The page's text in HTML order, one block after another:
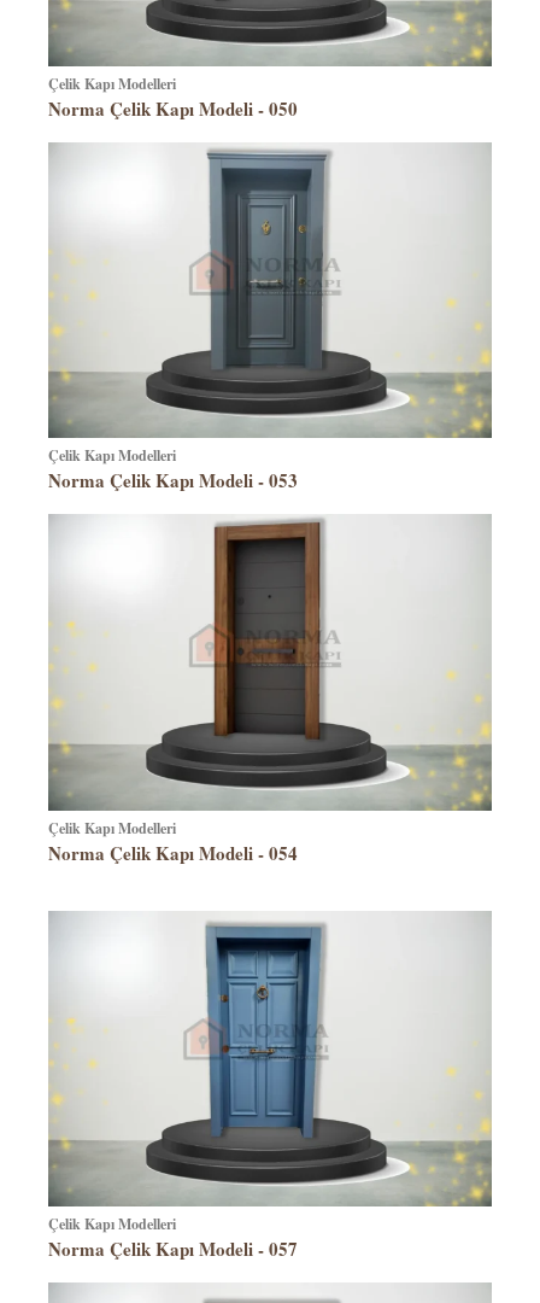
Çelik Kapı Modelleri
Norma Çelik Kapı Modeli - 050
Çelik Kapı Modelleri
Norma Çelik Kapı Modeli - 053
Çelik Kapı Modelleri
Norma Çelik Kapı Modeli - 054
Çelik Kapı Modelleri
Norma Çelik Kapı Modeli - 057